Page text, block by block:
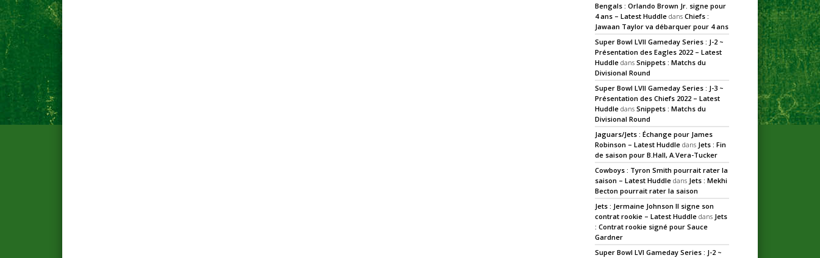
Bengals : Orlando Brown Jr. signe pour
4 ans – Latest Huddle dansChiefs :
Jawaan Taylor va débarquer pour 4 ans
Super Bowl LVII Gameday Series : J-2 ~
Présentation des Eagles 2022 – Latest
Huddle dansSnippets : Matchs du
Divisional Round
Super Bowl LVII Gameday Series : J-3 ~
Présentation des Chiefs 2022 – Latest
Huddle dansSnippets : Matchs du
Divisional Round
Jaguars/Jets : Échange pour James
Robinson – Latest Huddle dans Jets : Fin
de saison pour B.Hall, A.Vera-Tucker
Cowboys : Tyron Smith pourrait rater la
saison – Latest Huddle dans Jets : Mekhi
Becton pourrait rater la saison
Jets : Jermaine Johnson II signe son
contrat rookie – Latest Huddle dans Jets
: Contrat rookie signé pour Sauce
Gardner
Super Bowl LVI Gameday Series : J-2 ~